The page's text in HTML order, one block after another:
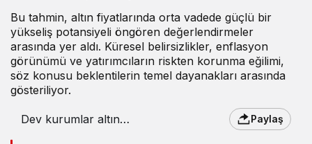
Bu tahmin, altın fiyatlarında orta vadede güçlü bir
yükseliş potansiyeli öngören değerlendirmeler
arasında yer aldı. Küresel belirsizlikler, enflasyon
görünümü ve yatırımcıların riskten korunma eğilimi,
söz konusu beklentilerin temel dayanakları arasında
gösteriliyor.
Dev kurumlar altın
Paylaş